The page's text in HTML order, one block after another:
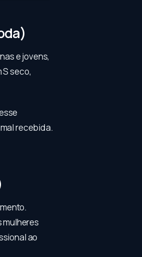
e jovens,
S seco,
recebida.
mulheres
ao